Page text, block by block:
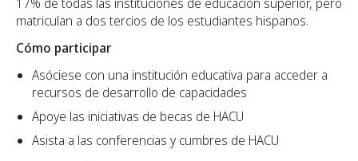
matriculan a dos tercios de los estudiantes hispanos.
Cómo participar
Asóciese con una institución educativa para acceder a
recursos de desarrollo de capacidades
Apoye las iniciativas de becas de HACU
Asista a las conferencias y cumbres de HACU